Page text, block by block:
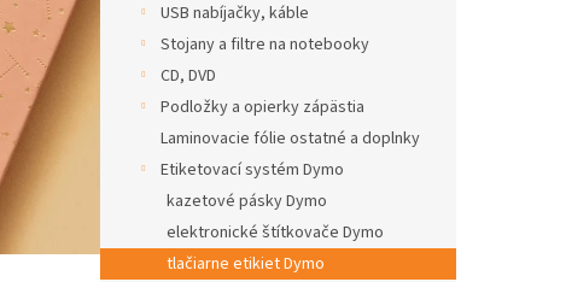
USB nabíjačky, káble
Stojany a filtre na notebooky
CD, DVD
Podložky a opierky zápästia
Laminovacie fólie ostatné a doplnky
Etiketovací systém Dymo
kazetové pásky Dymo
elektronické štítkovače Dymo
tlačiarne etikiet Dymo